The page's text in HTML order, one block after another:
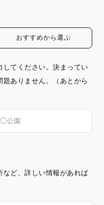
おすすめから選ぶ
してください。決まってい
ありません。（あとから
ど、詳しい情報があれば